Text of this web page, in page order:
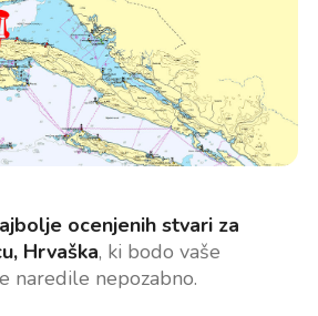
ocenjenih stvari za
Hrvaška, ki bodo vaše
naredile nepozabno.